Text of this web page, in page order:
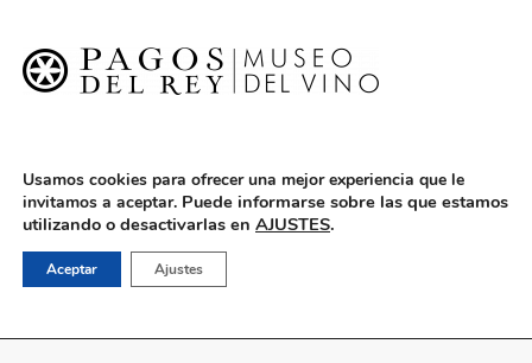
English
Programación
Usamos cookies para ofrecer una mejor experiencia que le
invitamos a aceptar. Puede informarse sobre las que estamos
utilizando o desactivarlas en AJUSTES.
Aceptar Ajustes